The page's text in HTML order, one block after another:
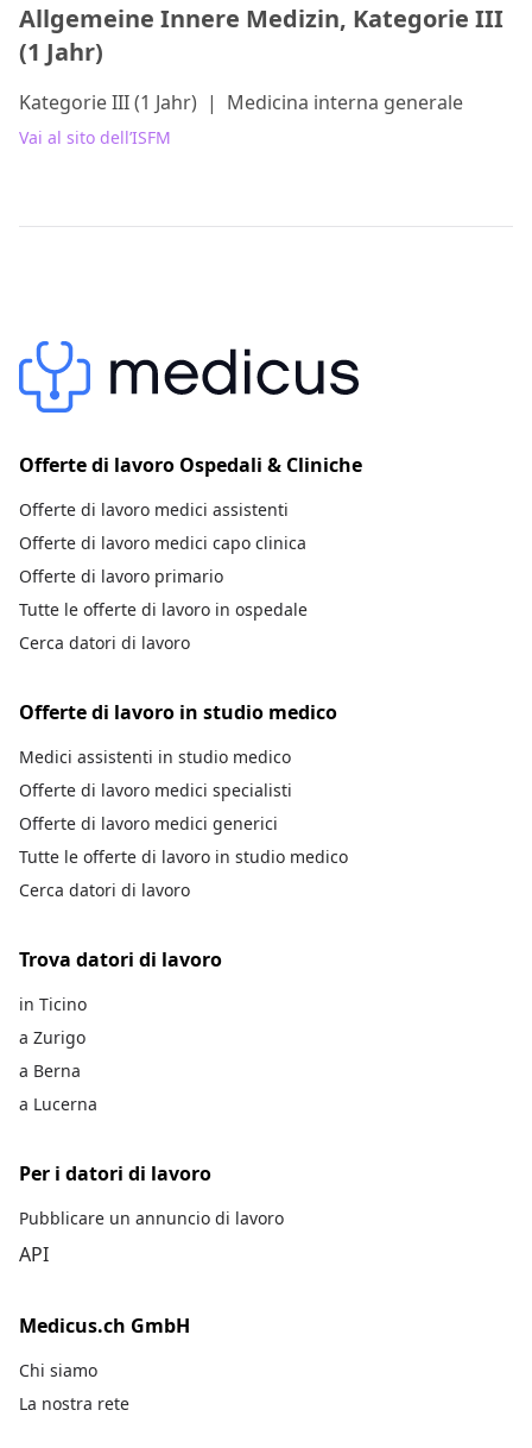
Allgemeine Innere Medizin, Kategorie III
(1 Jahr)
Kategorie III (1 Jahr) | Medicina interna generale
Vai al sito dell’ISFM
Offerte di lavoro Ospedali & Cliniche
Offerte di lavoro medici assistenti
Offerte di lavoro medici capo clinica
Offerte di lavoro primario
Tutte le offerte di lavoro in ospedale
Cerca datori di lavoro
Offerte di lavoro in studio medico
Medici assistenti in studio medico
Offerte di lavoro medici specialisti
Offerte di lavoro medici generici
Tutte le offerte di lavoro in studio medico
Cerca datori di lavoro
Trova datori di lavoro
in Ticino
a Zurigo
a Berna
a Lucerna
Per i datori di lavoro
Pubblicare un annuncio di lavoro
API
Medicus.ch GmbH
Chi siamo
La nostra rete